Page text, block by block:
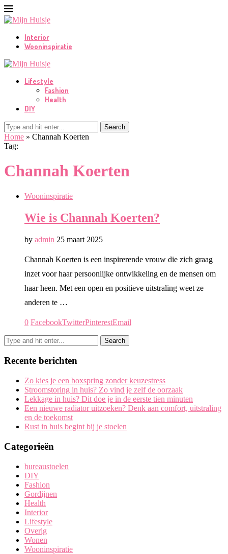
Interior
Wooninspiratie
Lifestyle
Fashion
Health
DIY
Search
Home » Channah Koerten
Tag:
Channah Koerten
Wooninspiratie
Wie is Channah Koerten?
by admin 25 maart 2025
Channah Koerten is een inspirerende vrouw die zich graag
inzet voor haar persoonlijke ontwikkeling en de mensen om
haar heen. Met een open en positieve uitstraling weet ze
anderen te …
0 FacebookTwitterPinterestEmail
Recente berichten
Zo kies je een boxspring zonder keuzestress
Stroomstoring in huis? Zo vind je zelf de oorzaak
Lekkage in huis? Dit doe je in de eerste tien minuten
Een nieuwe radiator uitzoeken? Denk aan comfort, uitstraling
en de toekomst
Rust in huis begint bij je stoelen
Categorieën
bureaustoelen
DIY
Fashion
Gordijnen
Health
Interior
Lifestyle
Overig
Wonen
Wooninspiratie